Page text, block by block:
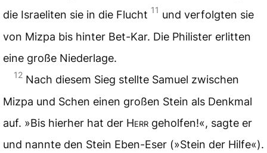
die Israeliten sie in die Flucht 11 und verfolgten sie
von Mizpa bis hinter Bet-Kar. Die Philister erlitten
eine große Niederlage.
12 Nach diesem Sieg stellte Samuel zwischen
Mizpa und Schen einen großen Stein als Denkmal
auf. »Bis hierher hat der Herr geholfen!«, sagte er
und nannte den Stein Eben-Eser (»Stein der Hilfe«).